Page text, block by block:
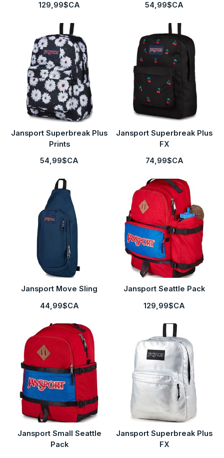
129,99$CA
54,99$CA
Jansport Superbreak Plus
Prints
54,99$CA
Jansport Superbreak Plus
FX
74,99$CA
Jansport Move Sling
44,99$CA
Jansport Seattle Pack
129,99$CA
Jansport Small Seattle
Pack
Jansport Superbreak Plus
FX